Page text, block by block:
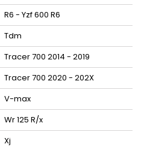
R6 - Yzf 600 R6
Tdm
Tracer 700 2014 - 2019
Tracer 700 2020 - 202X
V-max
Wr 125 R/x
Xj